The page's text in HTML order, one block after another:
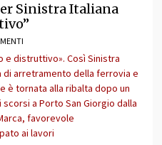
Sinistra Italiana
e distruttivo». Così Sinistra
di arretramento della ferrovia e
è tornata alla ribalta dopo un
a Porto San Giorgio dalla
favorevole
ai lavori